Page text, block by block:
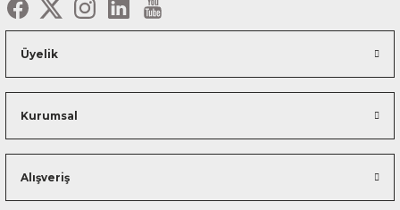
Üyelik
Kurumsal
Alışveriş